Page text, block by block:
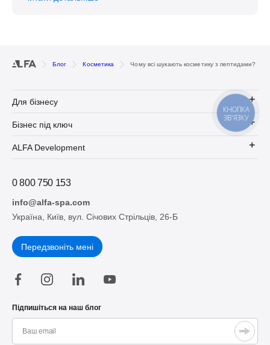
Блог Косметика Чому всі шукають косметику з пептидами?
Для бізнесу
Бізнес під ключ
ALFA Development
0 800 750 153
info@alfa-spa.com
Україна, Київ, вул. Січових Стрільців, 26-Б
Передзвоніть мені
Підпишіться на наш блог
КНОПКА
ЗВ'ЯЗКУ